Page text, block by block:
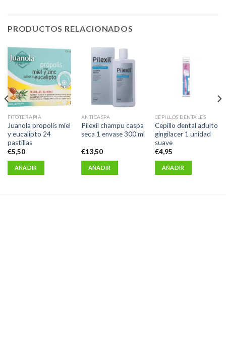
PRODUCTOS RELACIONADOS
FITOTERAPIA
Juanola propolis miel
y eucalipto 24
pastillas
€5,50
AÑADIR
ANTICASPA
Pilexil champu caspa
seca 1 envase 300 ml
€13,50
AÑADIR
CEPILLOS DENTALES
Cepillo dental adulto
gingilacer 1 unidad
suave
€4,95
AÑADIR